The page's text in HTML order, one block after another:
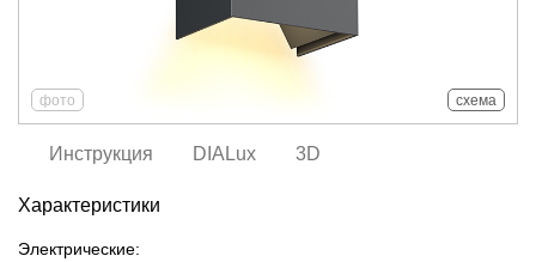
фото схема
Инструкция DIALux 3D
Характеристики
Электрические: